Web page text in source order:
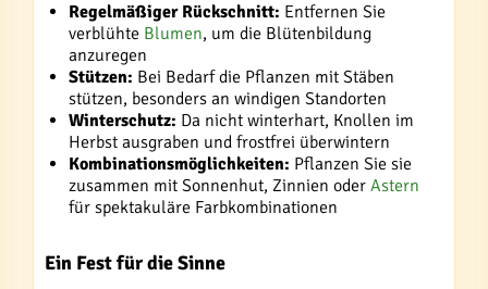
Regelmäßiger Rückschnitt: Entfernen Sie
verblühte Blumen, um die Blütenbildung
anzuregen
Stützen: Bei Bedarf die Pflanzen mit Stäben
stützen, besonders an windigen Standorten
Winterschutz: Da nicht winterhart, Knollen im
Herbst ausgraben und frostfrei überwintern
Kombinationsmöglichkeiten: Pflanzen Sie sie
zusammen mit Sonnenhut, Zinnien oder Astern
für spektakuläre Farbkombinationen
Ein Fest für die Sinne